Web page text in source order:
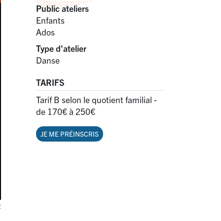
Public ateliers
Enfants
Ados
Type d'atelier
Danse
TARIFS
Tarif B selon le quotient familial -
de 170€ à 250€
JE ME PRÉINSCRIS